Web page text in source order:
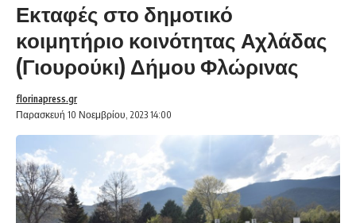
Εκταφές στο δημοτικό
κοιμητήριο κοινότητας Αχλάδας
(Γιουρούκι) Δήμου Φλώρινας
Παρασκευή 10 Νοεμβρίου, 2023 14:00
florinapress.gr